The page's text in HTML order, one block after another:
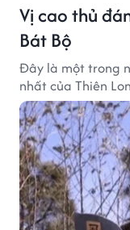
Vị cao thủ
Bát Bộ
Đây là một trong
nhất của Thiên